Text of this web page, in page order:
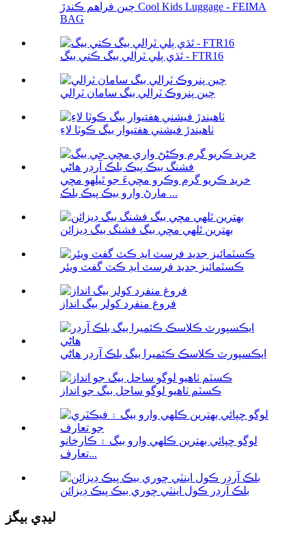
چين فراهم ڪندڙ Cool Kids Luggage - FEIMA
BAG
ٿڌي ٻلي ٽرالي بيگ ڪتي بيگ - FTR16
چين پنروڪ ٽرالي بيگ سامان ٽرالي
ٺاهيندڙ فيشني هفتيوار بيگ ڪوٽا لاءِ
خريد ڪريو گرم وڪرو مڇيءَ جو ٿيلهو مڇي
مارڻ وارو بيڪ پيڪ بلڪ ...
بهترين ٿلهي مڇي بيگ فشنگ بيگ ڊيزائن
ڪسٽمائيز جديد فرسٽ ايڊ ڪٽ گفٽ ويئر
فروغ منفرد کولر بيگ انداز
ايڪسپورٽ ڪلاسڪ ڪئميرا بيگ بلڪ آرڊر هاڻي
ڪسٽم ٺاهيو لوگو ساحل بيگ جو انداز
لوگو ڇپائي بهترين ڪلهي وارو بيگ ۽ ڪارخانو
تعارف...
بلڪ آرڊر ڪول اينٽي چوري بيڪ پيڪ ڊيزائن
ليڊي بيگز